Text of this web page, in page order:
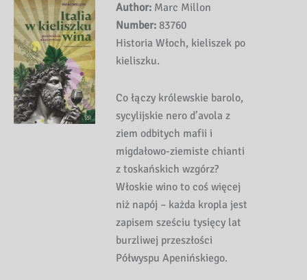
Author: Marc Millon
Number: 83760
Historia Włoch, kieliszek po
kieliszku.
Co łączy królewskie barolo,
sycylijskie nero d’avola z
ziem odbitych mafii i
migdałowo-ziemiste chianti
z toskańskich wzgórz?
Włoskie wino to coś więcej
niż napój – każda kropla jest
zapisem sześciu tysięcy lat
burzliwej przeszłości
Półwyspu Apenińskiego.